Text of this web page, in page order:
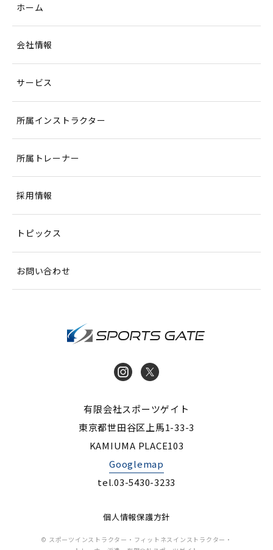
ホーム
会社情報
サービス
所属インストラクター
所属トレーナー
採用情報
トピックス
お問い合わせ
有限会社スポーツゲイト
東京都世田谷区上馬1-33-3
KAMIUMA PLACE103
Googlemap
tel.03-5430-3233
個人情報保護方針
© スポーツインストラクター・フィットネスインストラクター・